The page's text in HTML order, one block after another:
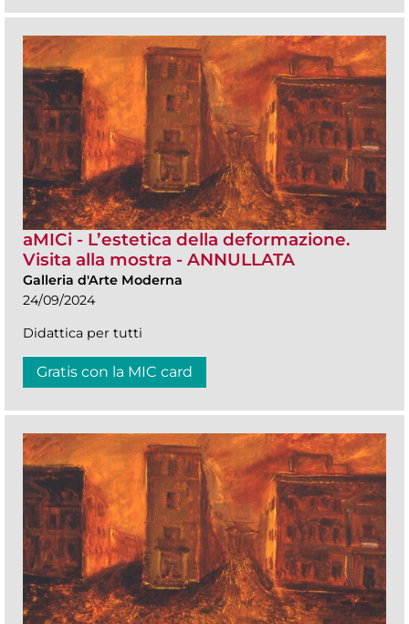
aMICi - L’estetica della deformazione.
Visita alla mostra - ANNULLATA
Galleria d'Arte Moderna
24/09/2024
Didattica per tutti
Gratis con la MIC card